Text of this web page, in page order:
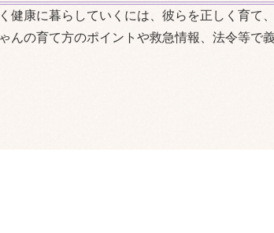
健康に暮らしていくには、彼らを正しく育て
んの育て方のポイントや救急情報、法令等